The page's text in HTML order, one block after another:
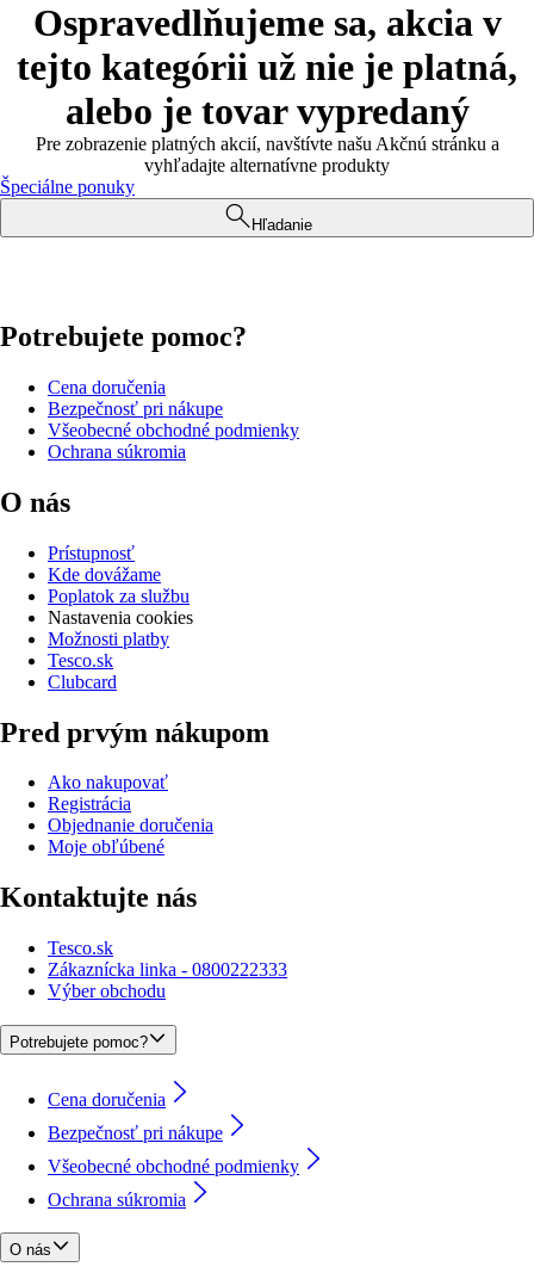
Ospravedlňujeme sa, akcia v
tejto kategórii už nie je platná,
alebo je tovar vypredaný
Pre zobrazenie platných akcií, navštívte našu Akčnú stránku a
vyhľadajte alternatívne produkty
Špeciálne ponuky
Hľadanie
Potrebujete pomoc?
Cena doručenia
Bezpečnosť pri nákupe
Všeobecné obchodné podmienky
Ochrana súkromia
O nás
Prístupnosť
Kde dovážame
Poplatok za službu
Nastavenia cookies
Možnosti platby
Tesco.sk
Clubcard
Pred prvým nákupom
Ako nakupovať
Registrácia
Objednanie doručenia
Moje obľúbené
Kontaktujte nás
Tesco.sk
Zákaznícka linka - 0800222333
Výber obchodu
Potrebujete pomoc?
Cena doručenia
Bezpečnosť pri nákupe
Všeobecné obchodné podmienky
Ochrana súkromia
O nás